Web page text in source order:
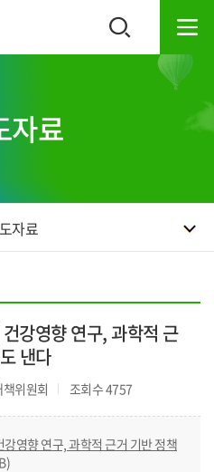
자료
자료
강영향 연구, 과학적 근
낸다
위원회 조회수 4757
영향 연구, 과학적 근거 기반 정책